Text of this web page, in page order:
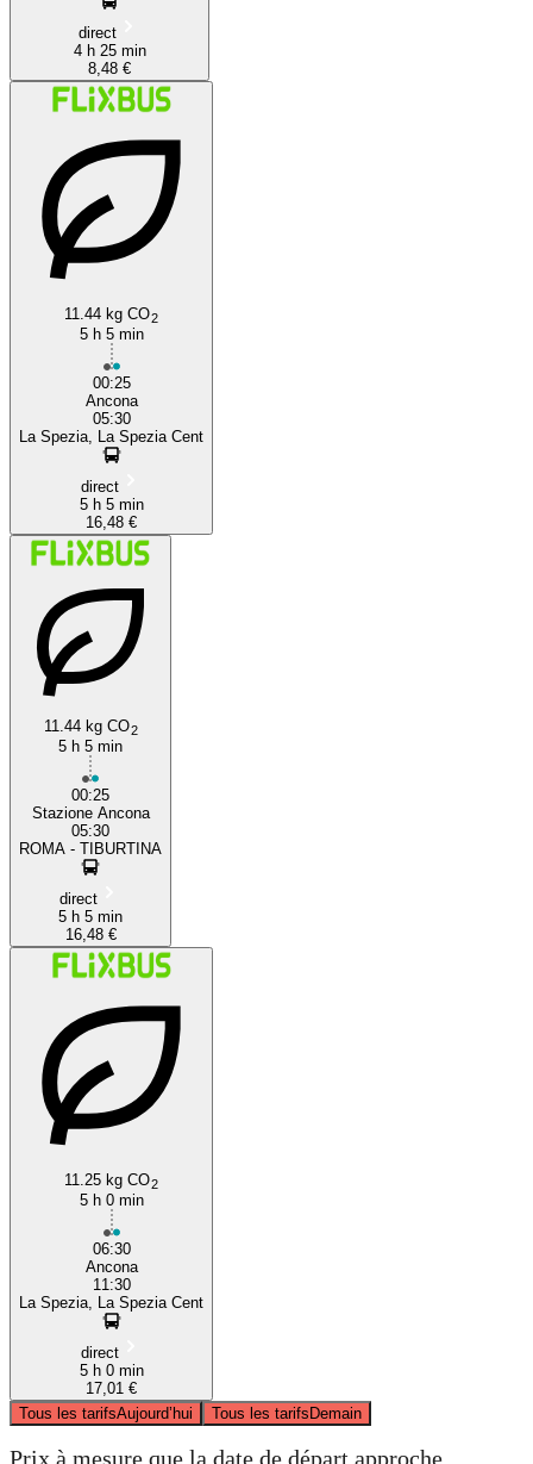
direct
4 h 25 min
8,48 €
11.44 kg CO2
5 h 5 min
00:25
Ancona
05:30
La Spezia, La Spezia Cent
direct
5 h 5 min
16,48 €
11.44 kg CO2
5 h 5 min
00:25
Stazione Ancona
05:30
ROMA - TIBURTINA
direct
5 h 5 min
16,48 €
11.25 kg CO2
5 h 0 min
06:30
Ancona
11:30
La Spezia, La Spezia Cent
direct
5 h 0 min
17,01 €
Tous les tarifsAujourd’hui Tous les tarifsDemain
Prix à mesure que la date de départ approche